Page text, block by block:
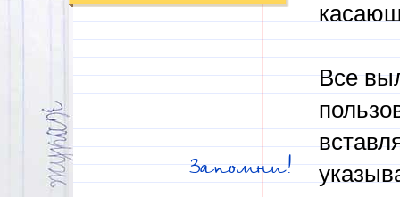
Запомни!
Все